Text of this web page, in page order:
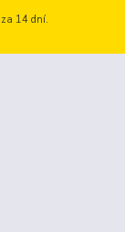
14 dní.